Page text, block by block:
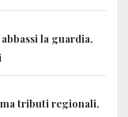
la guardia,
tributi regionali,